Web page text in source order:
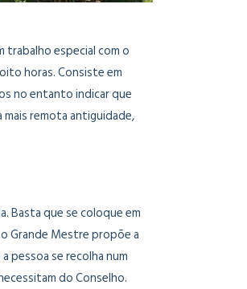
trabalho especial com o
horas. Consiste em
no entanto indicar que
mais remota antiguidade,
Basta que se coloque em
Grande Mestre propõe a
pessoa se recolha num
do Conselho.